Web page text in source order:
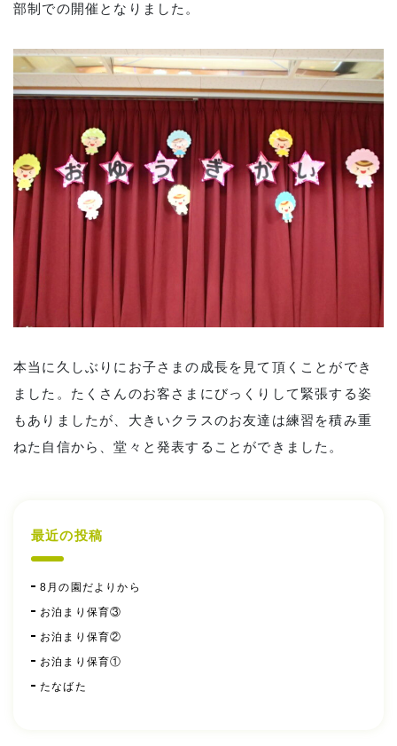
部制での開催となりました。
本当に久しぶりにお子さまの成長を見て頂くことができ
ました。たくさんのお客さまにびっくりして緊張する姿
もありましたが、大きいクラスのお友達は練習を積み重
ねた自信から、堂々と発表することができました。
最近の投稿
8月の園だよりから
お泊まり保育③
お泊まり保育②
お泊まり保育①
たなばた